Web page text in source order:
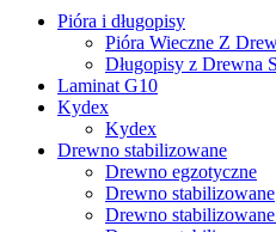
Pióra i długopisy
Pióra Wieczne Z
Długopisy z Drewna
Laminat G10
Kydex
Kydex
Drewno stabilizowane
Drewno egzotyczne
Drewno stabilizowane
Drewno